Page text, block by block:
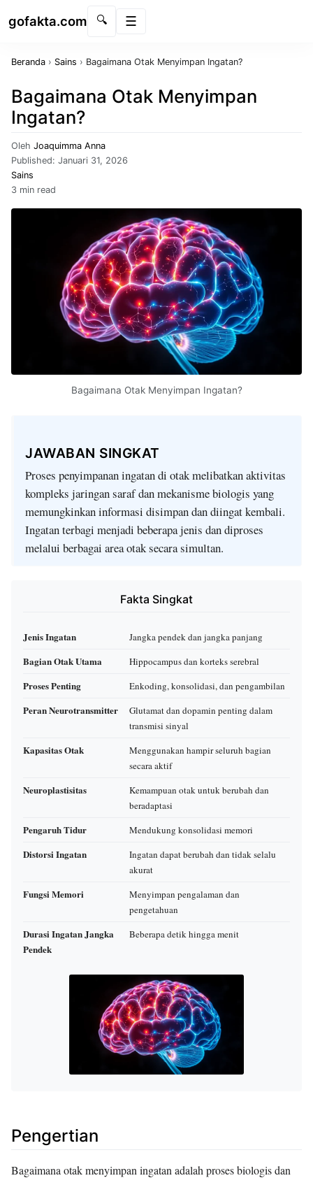
gofakta.com 🔍
Beranda › Sains › Bagaimana Otak Menyimpan Ingatan?
Bagaimana Otak Menyimpan
Ingatan?
Oleh Joaquimma Anna
Published: Januari 31, 2026
Sains
3 min read
Bagaimana Otak Menyimpan Ingatan?
JAWABAN SINGKAT
Proses penyimpanan ingatan di otak melibatkan aktivitas
kompleks jaringan saraf dan mekanisme biologis yang
memungkinkan informasi disimpan dan diingat kembali.
Ingatan terbagi menjadi beberapa jenis dan diproses
melalui berbagai area otak secara simultan.
Fakta Singkat
Jenis Ingatan Jangka pendek dan jangka panjang
Bagian Otak Utama Hippocampus dan korteks serebral
Proses Penting Enkoding, konsolidasi, dan pengambilan
Peran Neurotransmitter
Glutamat dan dopamin penting dalam
transmisi sinyal
Kapasitas Otak
Menggunakan hampir seluruh bagian
secara aktif
Neuroplastisitas
Kemampuan otak untuk berubah dan
beradaptasi
Pengaruh Tidur Mendukung konsolidasi memori
Distorsi Ingatan
Ingatan dapat berubah dan tidak selalu
akurat
Fungsi Memori
Menyimpan pengalaman dan
pengetahuan
Durasi Ingatan Jangka
Pendek
Beberapa detik hingga menit
Pengertian
Bagaimana otak menyimpan ingatan adalah proses biologis dan